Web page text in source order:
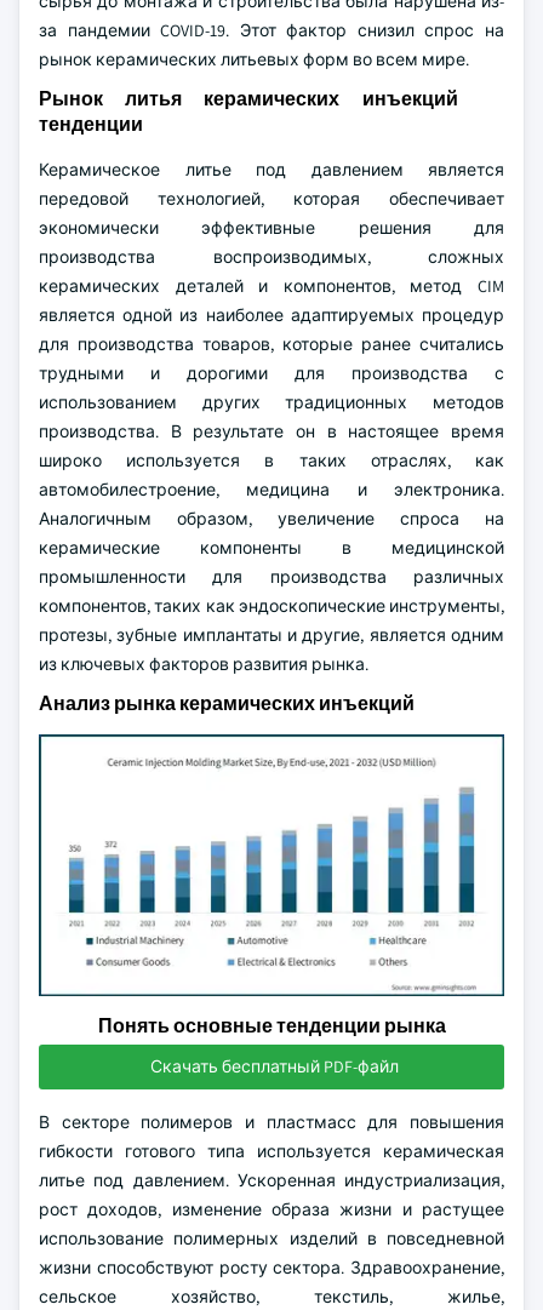
за пандемии COVID-19. Этот фактор снизил спрос на
рынок керамических литьевых форм во всем мире.
Рынок литья керамических инъекций
тенденции
Керамическое литье под давлением является
передовой технологией, которая обеспечивает
экономически эффективные решения для
производства воспроизводимых, сложных
керамических деталей и компонентов, метод CIM
является одной из наиболее адаптируемых процедур
для производства товаров, которые ранее считались
трудными и дорогими для производства с
использованием других традиционных методов
производства. В результате он в настоящее время
широко используется в таких отраслях, как
автомобилестроение, медицина и электроника.
Аналогичным образом, увеличение спроса на
керамические компоненты в медицинской
промышленности для производства различных
компонентов, таких как эндоскопические инструменты,
протезы, зубные имплантаты и другие, является одним
из ключевых факторов развития рынка.
Анализ рынка керамических инъекций
Понять основные тенденции рынка
Скачать бесплатный PDF-файл
В секторе полимеров и пластмасс для повышения
гибкости готового типа используется керамическая
литье под давлением. Ускоренная индустриализация,
рост доходов, изменение образа жизни и растущее
использование полимерных изделий в повседневной
жизни способствуют росту сектора. Здравоохранение,
сельское хозяйство, текстиль, жилье,